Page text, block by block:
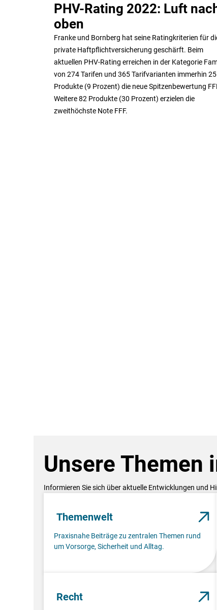
PHV-Rating 2022: Luft
oben
Franke und Bornberg hat seine Ratingkriterien für
private Haftpflichtversicherung geschärft. Beim
aktuellen PHV-Rating erreichen in der Kategorie
von 274 Tarifen und 365 Tarifvarianten immerhin 25
Produkte (9 Prozent) die neue Spitzenbewertung
Weitere 82 Produkte (30 Prozent) erzielen die
zweithöchste Note FFF.
Unsere Themen
Informieren Sie sich über aktuelle Entwicklungen und
Themenwelt
Praxisnahe Beiträge zu zentralen Themen rund
um Vorsorge, Sicherheit und Alltag.
Recht